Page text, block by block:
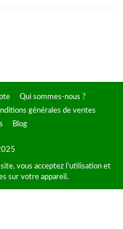
Qui sommes-nous ?
générales de ventes
Blog
vous acceptez l’utilisation et
sur votre appareil.